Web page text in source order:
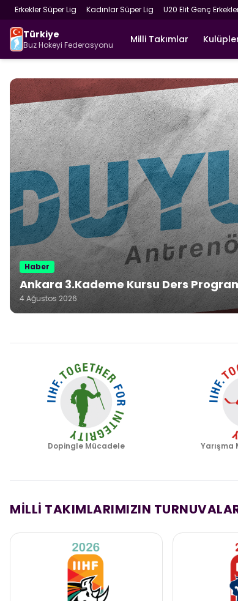
Erkekler Süper Lig Kadınlar Süper Lig U20 Elit Genç
Türkiye
Buz Hokeyi Federasyonu Milli Takımlar
Haber
Ankara 3.Kademe Kursu Ders
4 Ağustos 2026
Dopingle Mücadele Yarışma
MİLLİ TAKIMLARIMIZIN